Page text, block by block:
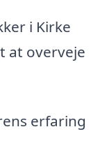
i Kirke
at overveje
erfaring